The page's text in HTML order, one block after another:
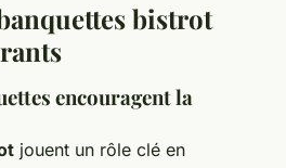
bistrot
encouragent la
jouent un rôle clé en